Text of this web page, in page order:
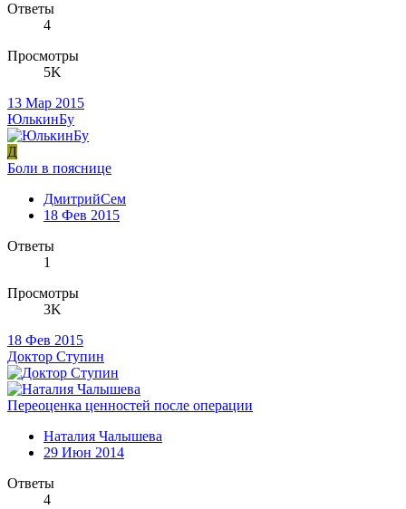
Ответы
4
Просмотры
5K
13 Мар 2015
ЮлькинБу
Д
Боли в пояснице
ДмитрийСем
18 Фев 2015
Ответы
1
Просмотры
3K
18 Фев 2015
Доктор Ступин
Переоценка ценностей после операции
Наталия Чалышева
29 Июн 2014
Ответы
4